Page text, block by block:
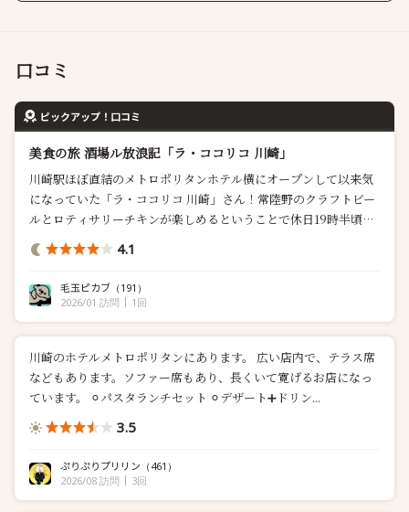
口コミ
ピックアップ！口コミ
美食の旅 酒場ル放浪記「ラ・ココリコ 川崎」
川崎駅ほぼ直結のメトロポリタンホテル横にオープンして以来気
になっていた「ラ・ココリコ 川崎」さん！常陸野のクラフトビー
ルとロティサリーチキンが楽しめるということで休日19時半頃予
約し、友人と訪問して参りました～！ 注文したのは以下になりま
す！ 【フード】 ・常陸野ハム工房 シャルキュトリュ...
4.1
毛玉ピカブ （191）
2026/01 訪問
1回
川崎のホテルメトロポリタンにあります。 広い店内で、テラス席
などもあります。ソファー席もあり、長くいて寛げるお店になっ
ています。 ⚪︎パスタランチセット ⚪︎デザート➕ドリン...
3.5
ぷりぷりプリリン （461）
2026/08 訪問
3回